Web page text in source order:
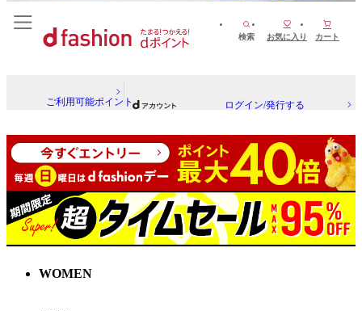
検索 お気に入り カート
ご利用可能ポイント ログイン/発行する
WOMEN